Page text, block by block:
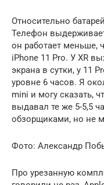
Относительно
Телефон
он работает меньше,
iPhone 11 Pro. У XR
экрана в сутки, у 11
уровне 6 часов. Я
mini и могу сказать,
выдавал те же 5-5,5
обзорщиками, но не
Фото: Александр
Про урезанную